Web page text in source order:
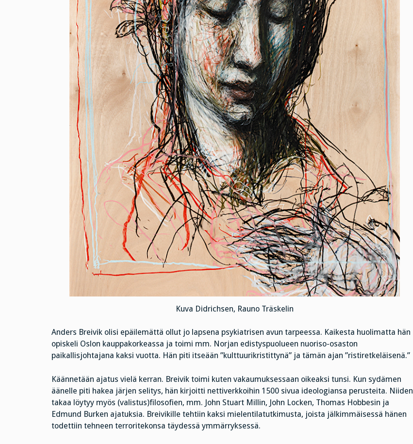
Kuva Didrichsen, Rauno Träskelin
Anders Breivik olisi epäilemättä ollut jo lapsena psykiatrisen avun tarpeessa. Kaikesta huolimatta hän
opiskeli Oslon kauppakorkeassa ja toimi mm. Norjan edistyspuolueen nuoriso-osaston
paikallisjohtajana kaksi vuotta. Hän piti itseään ”kulttuurikristittynä” ja tämän ajan ”ristiretkeläisenä.”
Käännetään ajatus vielä kerran. Breivik toimi kuten vakaumuksessaan oikeaksi tunsi. Kun sydämen
äänelle piti hakea järjen selitys, hän kirjoitti nettiverkkoihin 1500 sivua ideologiansa perusteita. Niiden
takaa löytyy myös (valistus)filosofien, mm. John Stuart Millin, John Locken, Thomas Hobbesin ja
Edmund Burken ajatuksia. Breivikille tehtiin kaksi mielentilatutkimusta, joista jälkimmäisessä hänen
todettiin tehneen terroritekonsa täydessä ymmärryksessä.